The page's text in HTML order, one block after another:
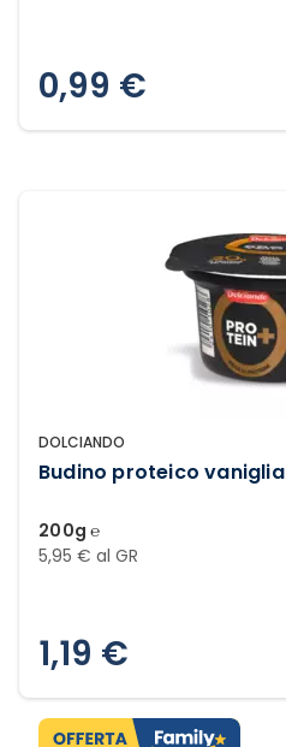
0,99 €
DOLCIANDO
Budino proteico vaniglia
200g ℮
5,95 € al GR
1,19 €